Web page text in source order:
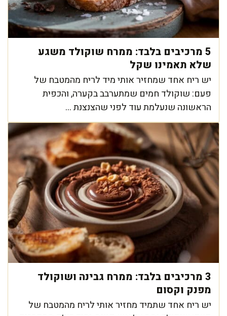
5 מרכיבים בלבד: ממרח שוקולד משגע
שלא תאמינו שקל
יש ריח אחד שמחזיר אותי מיד לריח מהמטבח של
פעם: שוקולד חמים שמתערבב בקערה, והכפית
הראשונה שנעלמת עוד לפני שהצנצנת ...
3 מרכיבים בלבד: ממרח גבינה ושוקולד
מפנק וקסום
יש ריח אחד שתמיד מחזיר אותי לריח מהמטבח של